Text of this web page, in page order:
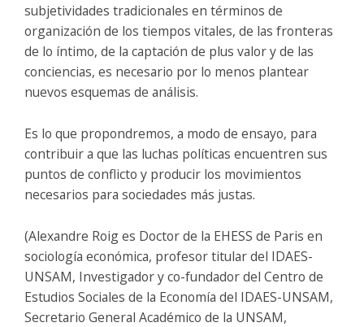
subjetividades tradicionales en términos de
organización de los tiempos vitales, de las fronteras
de lo íntimo, de la captación de plus valor y de las
conciencias, es necesario por lo menos plantear
nuevos esquemas de análisis.
Es lo que propondremos, a modo de ensayo, para
contribuir a que las luchas políticas encuentren sus
puntos de conflicto y producir los movimientos
necesarios para sociedades más justas.
(Alexandre Roig es Doctor de la EHESS de Paris en
sociología económica, profesor titular del IDAES-
UNSAM, Investigador y co-fundador del Centro de
Estudios Sociales de la Economía del IDAES-UNSAM,
Secretario General Académico de la UNSAM,